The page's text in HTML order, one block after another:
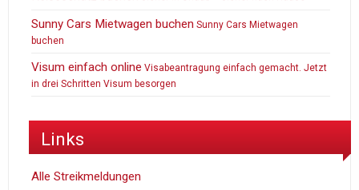
Sunny Cars Mietwagen buchen Sunny Cars Mietwagen
buchen
Visum einfach online Visabeantragung einfach gemacht. Jetzt
in drei Schritten Visum besorgen
Links
Alle Streikmeldungen